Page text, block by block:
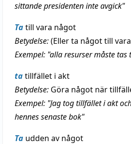
sittande presidenten inte avgick"
Tatill vara något
Betydelse:(Eller ta något till
Exempel: "alla resurser måste
tatillfället i akt
Betydelse: Göra något när
Exempel: "Jag tog tillfället i akt
hennes senaste bok"
Ta udden av något